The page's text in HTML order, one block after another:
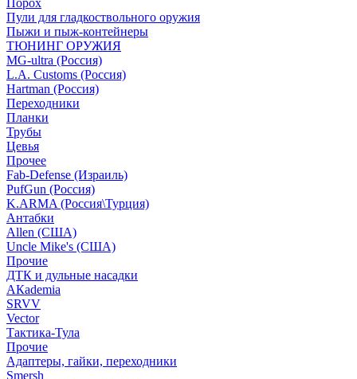
Порох
Пули для гладкоствольного оружия
Пыжи и пыж-контейнеры
ТЮНИНГ ОРУЖИЯ
MG-ultra (Россия)
L.A. Customs (Россия)
Hartman (Россия)
Переходники
Планки
Трубы
Цевья
Прочее
Fab-Defense (Израиль)
PufGun (Россия)
K.ARMA (Россия\Турция)
Антабки
Allen (США)
Uncle Mike's (США)
Прочие
ДТК и дульные насадки
АКademia
SRVV
Vector
Тактика-Тула
Прочие
Адаптеры, гайки, переходники
Smersh